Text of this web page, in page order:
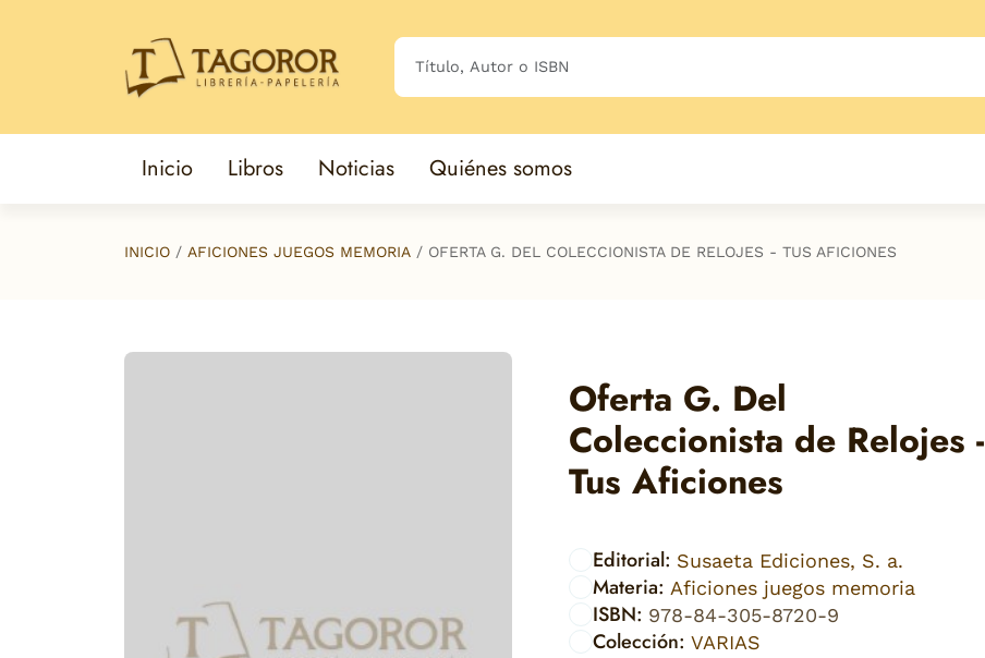
Inicio Libros Noticias Quiénes somos
INICIO AFICIONES JUEGOS MEMORIA OFERTA G. DEL COLECCIONISTA DE RELOJES - TUS AFICIONES
Oferta G. Del
Coleccionista de Relojes -
Tus Aficiones
Editorial: Susaeta Ediciones, S. a.
Materia: Aficiones juegos memoria
ISBN: 978-84-305-8720-9
Colección: VARIAS